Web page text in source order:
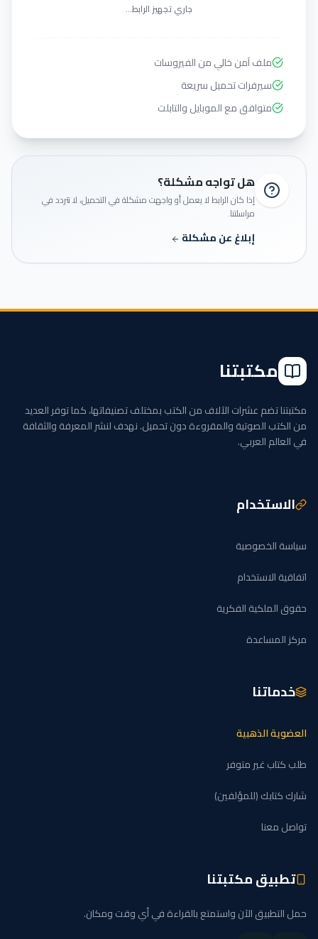
جاري تجهيز الرابط...
ملف آمن خالي من الفيروسات
سيرفرات تحميل سريعة
متوافق مع الموبايل والتابلت
هل تواجه مشكلة؟
إذا كان الرابط لا يعمل أو واجهت مشكلة في التحميل، لا تتردد في
مراسلتنا.
إبلاغ عن مشكلة
مكتبتنا
مكتبتنا تضم عشرات الآلاف من الكتب بمختلف تصنيفاتها، كما توفر العديد
من الكتب الصوتية والمقروءة دون تحميل. نهدف لنشر المعرفة والثقافة
في العالم العربي.
الاستخدام
سياسة الخصوصية
اتفاقية الاستخدام
حقوق الملكية الفكرية
مركز المساعدة
خدماتنا
العضوية الذهبية
طلب كتاب غير متوفر
شارك كتابك (للمؤلفين)
تواصل معنا
تطبيق مكتبتنا
حمل التطبيق الآن واستمتع بالقراءة في أي وقت ومكان.